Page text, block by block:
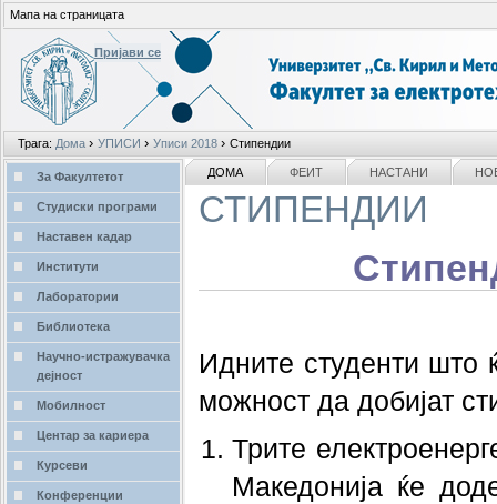
Лични
алати
Пријави се
Трага: Дома › УПИСИ › Уписи 2018 › Стипендии
Мапа на страницата
делови
ДОМА ФЕИТ НАСТАНИ
СТИПЕНДИИ
Идните студенти што
можност да добијат
Трите
Македонија ќе
NAVIGATION
За Факултетот
Студиски програми
Наставен кадар
Институти
Лаборатории
Библиотека
Научно-истражувачка
дејност
Мобилност
Центар за кариера
Курсеви
Конференции